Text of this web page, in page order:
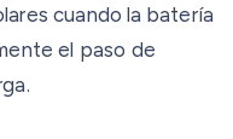
cuando la batería
el paso de